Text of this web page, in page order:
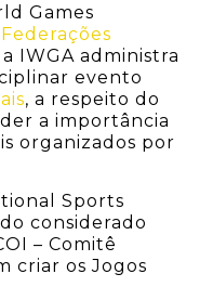
Games
Federações
a IWGA administra
evento
, a respeito do
a importância
organizados por
Sports
considerado
– Comitê
criar os Jogos